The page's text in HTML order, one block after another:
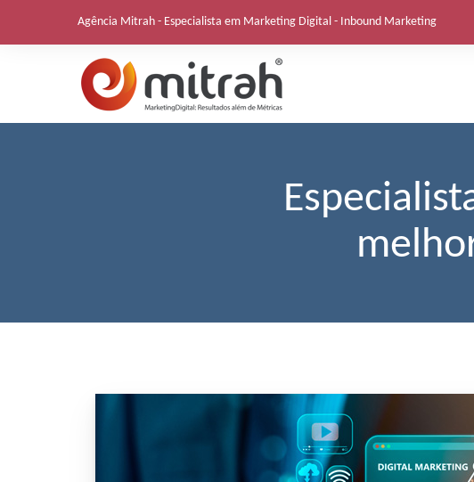
Agência Mitrah - Especialista em Marketing Digital - Inbound Marketing